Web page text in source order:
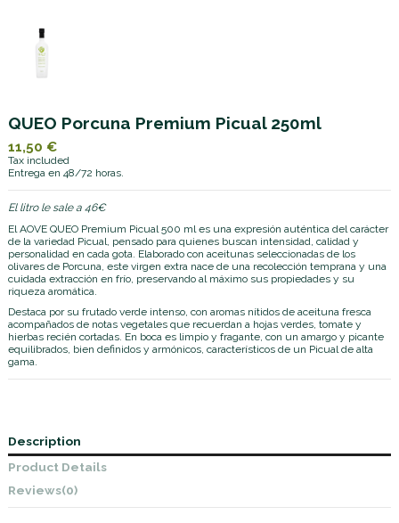
QUEO Porcuna Premium Picual 250ml
11,50 €
Tax included
Entrega en 48/72 horas.
El litro le sale a 46€
El AOVE QUEO Premium Picual 500 ml es una expresión auténtica del carácter
de la variedad Picual, pensado para quienes buscan intensidad, calidad y
personalidad en cada gota. Elaborado con aceitunas seleccionadas de los
olivares de Porcuna, este virgen extra nace de una recolección temprana y una
cuidada extracción en frío, preservando al máximo sus propiedades y su
riqueza aromática.
Destaca por su frutado verde intenso, con aromas nítidos de aceituna fresca
acompañados de notas vegetales que recuerdan a hojas verdes, tomate y
hierbas recién cortadas. En boca es limpio y fragante, con un amargo y picante
equilibrados, bien definidos y armónicos, característicos de un Picual de alta
gama.
Description
Product Details
Reviews(0)